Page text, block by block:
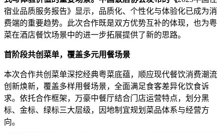
宿业品质服务报告》显示，品质化、个性化与体验化已成为消
费端的重要趋势。此次合作既是双方优势互补的体现，也为粤
菜在酒店餐饮场景中的进一步拓展提供了新的思路。
首阶段共创菜单， 覆盖多元用餐场景
本次合作共创菜单深挖经典粤菜底蕴，顺应现代餐饮消费潮流
创新焕新，覆盖多样用餐场景，全面满足食客差异化饮食诉
求。依托合作框架，万豪中餐厅结合门店运营特点，划分黑
标、金标、绿标三大层级，因地制宜规划菜品体系与经营方
向。